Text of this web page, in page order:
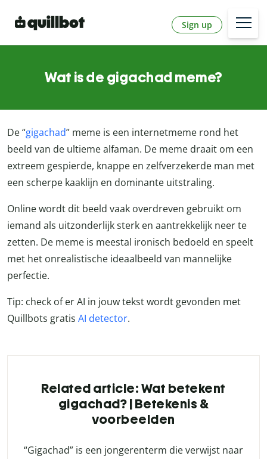
Sign up
Wat is de gigachad meme?
De “gigachad” meme is een internetmeme rond het
beeld van de ultieme alfaman. De meme draait om een
extreem gespierde, knappe en zelfverzekerde man met
een scherpe kaaklijn en dominante uitstraling.
Online wordt dit beeld vaak overdreven gebruikt om
iemand als uitzonderlijk sterk en aantrekkelijk neer te
zetten. De meme is meestal ironisch bedoeld en speelt
met het onrealistische ideaalbeeld van mannelijke
perfectie.
Tip: check of er AI in jouw tekst wordt gevonden met
Quillbots gratis AI detector.
Related article: Wat betekent
gigachad? | Betekenis &
voorbeelden
“Gigachad” is een jongerenterm die verwijst naar